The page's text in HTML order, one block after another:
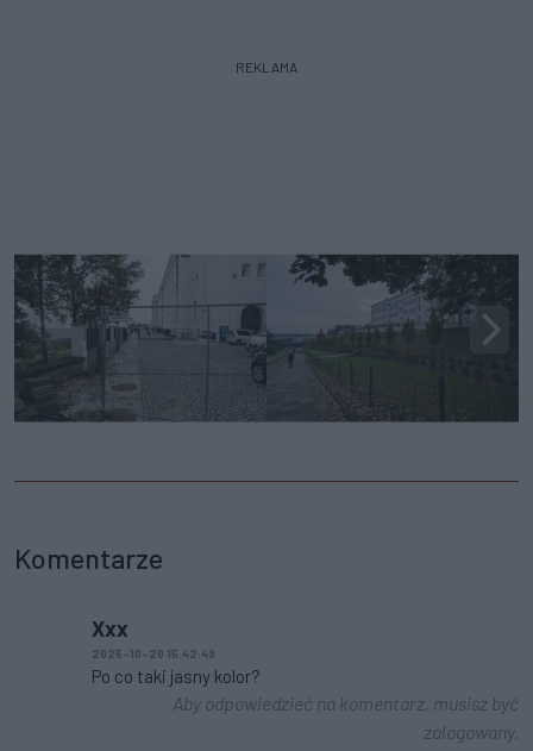
REKLAMA
Komentarze
Xxx
2025-10-20 15:42:49
Po co taki jasny kolor?
Aby odpowiedzieć na komentarz, musisz być
zalogowany.